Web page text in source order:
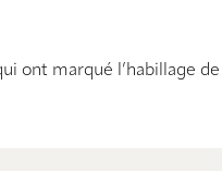
ont marqué l’habillage de